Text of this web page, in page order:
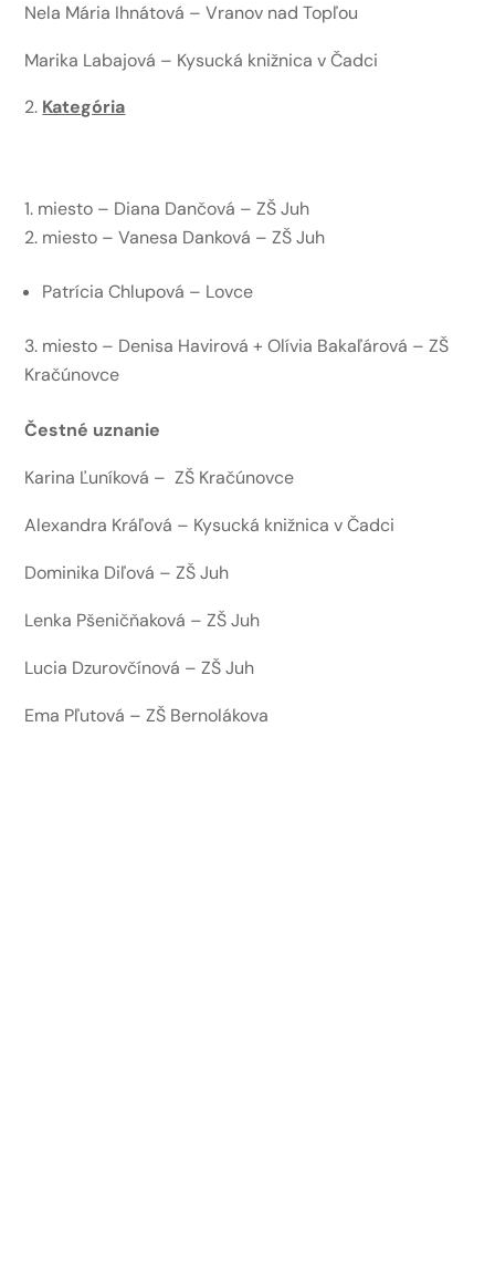
Nela Mária Ihnátová – Vranov nad Topľou
Marika Labajová – Kysucká knižnica v Čadci
Kategória
miesto – Diana Dančová – ZŠ Juh
miesto – Vanesa Danková – ZŠ Juh
Patrícia Chlupová – Lovce
miesto – Denisa Havirová + Olívia Bakaľárová – ZŠ
Kračúnovce
Čestné uznanie
Karina Ľuníková – ZŠ Kračúnovce
Alexandra Kráľová – Kysucká knižnica v Čadci
Dominika Diľová – ZŠ Juh
Lenka Pšeničňaková – ZŠ Juh
Lucia Dzurovčínová – ZŠ Juh
Ema Pľutová – ZŠ Bernolákova